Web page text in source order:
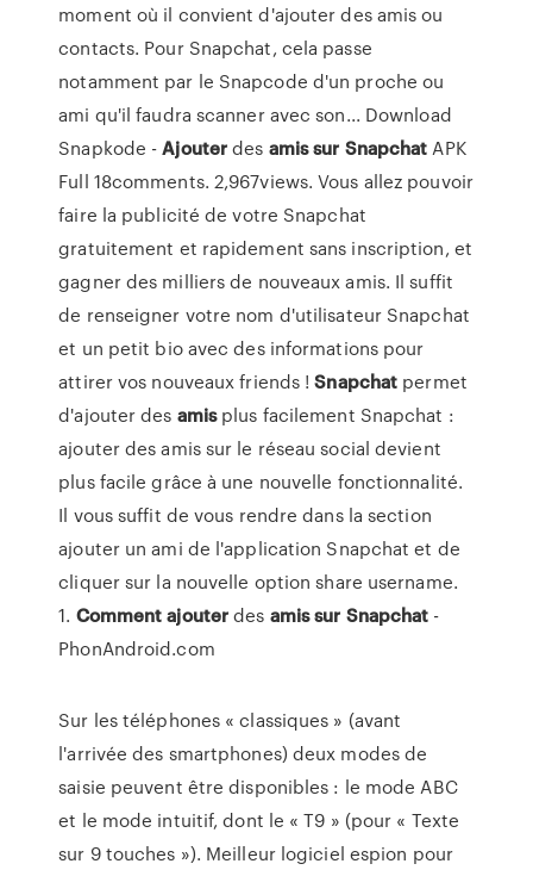
moment où il convient d'ajouter des amis ou
contacts. Pour Snapchat, cela passe
notamment par le Snapcode d'un proche ou
ami qu'il faudra scanner avec son... Download
Snapkode -Ajouterdes amissur SnapchatAPK
Full 18comments. 2,967views. Vous allez pouvoir
faire la publicité de votre Snapchat
gratuitement et rapidement sans inscription, et
gagner des milliers de nouveaux amis. Il suffit
de renseigner votre nom d'utilisateur Snapchat
et un petit bio avec des informations pour
attirer vos nouveaux friends !Snapchat permet
d'ajouter des amisplus facilement Snapchat :
ajouter des amis sur le réseau social devient
plus facile grâce à une nouvelle fonctionnalité.
Il vous suffit de vous rendre dans la section
ajouter un ami de l'application Snapchat et de
cliquer sur la nouvelle option share username.
1. Comment ajouterdes amissur Snapchat -
PhonAndroid.com
Sur les téléphones « classiques » (avant
l'arrivée des smartphones) deux modes de
saisie peuvent être disponibles : le mode ABC
et le mode intuitif, dont le « T9 » (pour « Texte
sur 9 touches »). Meilleur logiciel espion pour